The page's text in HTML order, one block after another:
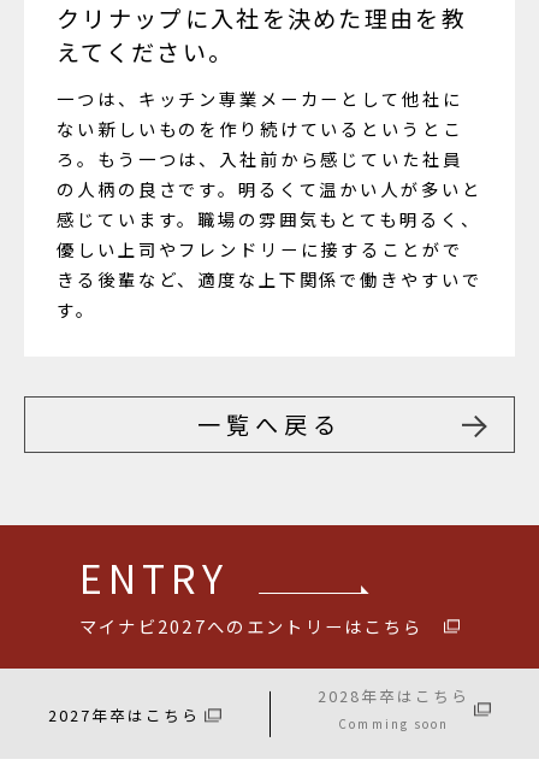
クリナップに入社を決めた理由を教
えてください。
一つは、キッチン専業メーカーとして他社に
ない新しいものを作り続けているというとこ
ろ。もう一つは、入社前から感じていた社員
の人柄の良さです。明るくて温かい人が多いと
感じています。職場の雰囲気もとても明るく、
優しい上司やフレンドリーに接することがで
きる後輩など、適度な上下関係で働きやすいで
す。
一覧へ戻る
ENTRY
マイナビ2027へのエントリーはこちら
2027年卒はこちら
2028年卒はこちら
Comming soon